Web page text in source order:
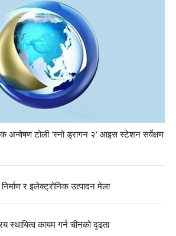
अन्वेषण टोली 'स्नो ड्रागन २' आइस स्टेशन सर्वेक्षण
निर्माण र इलेक्ट्रोनिक उत्पादन मेला
स्थायित्व कायम गर्न चीनको दृढता